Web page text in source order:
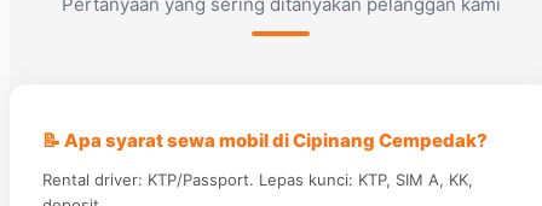
📝 Apa syarat sewa mobil di Cipinang Cempedak?
Rental driver: KTP/Passport. Lepas kunci: KTP, SIM A, KK,